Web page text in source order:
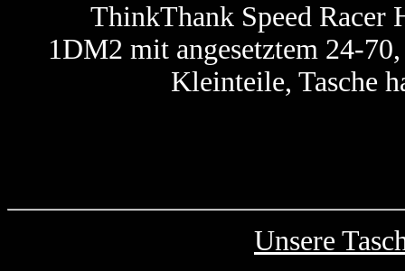
ThinkThank Speed Racer
1DM2 mit angesetztem 24-
Kleinteile, Tasche
Unsere